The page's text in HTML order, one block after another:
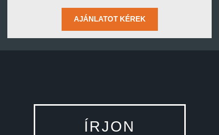
AJÁNLATOT KÉREK
ÍRJON